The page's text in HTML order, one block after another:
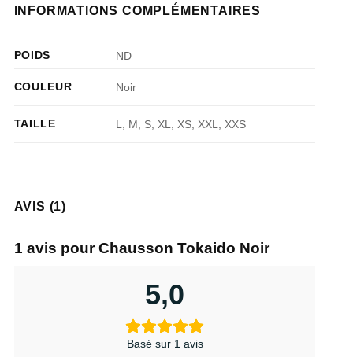
INFORMATIONS COMPLÉMENTAIRES
POIDS ND
COULEUR Noir
TAILLE L, M, S, XL, XS, XXL, XXS
AVIS (1)
1 avis pourChausson Tokaido Noir
5,0
Basé sur 1 avis